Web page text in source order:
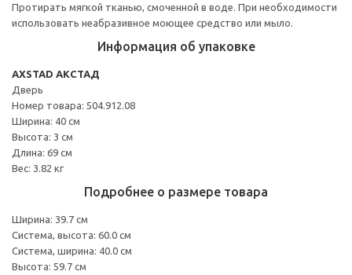
Протирать мягкой тканью, смоченной в воде. При необходимости
использовать неабразивное моющее средство или мыло.
Информация об упаковке
AXSTAD АКСТАД
Дверь
Номер товара: 504.912.08
Ширина: 40 см
Высота: 3 см
Длина: 69 см
Вес: 3.82 кг
Подробнее о размере товара
Ширина: 39.7 см
Система, высота: 60.0 см
Система, ширина: 40.0 см
Высота: 59.7 см